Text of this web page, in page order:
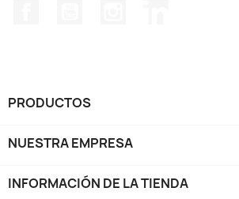
PRODUCTOS
NUESTRA EMPRESA
INFORMACIÓN DE LA TIENDA